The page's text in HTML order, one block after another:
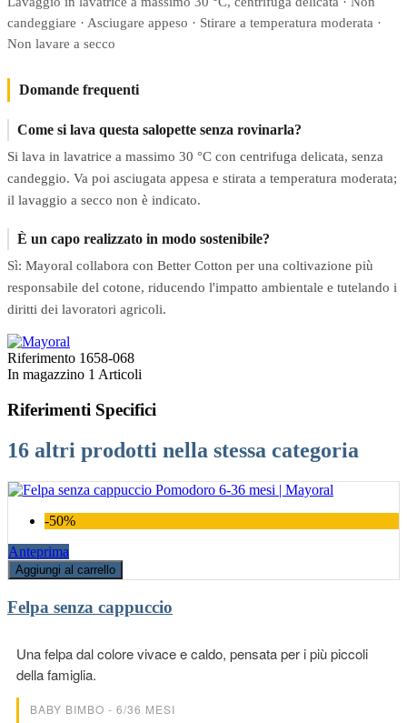
candeggiare · Asciugare appeso · Stirare a temperatura moderata ·
Non lavare a secco
Domande frequenti
Come si lava questa salopette senza rovinarla?
Si lava in lavatrice a massimo 30 °C con centrifuga delicata, senza
candeggio. Va poi asciugata appesa e stirata a temperatura moderata;
il lavaggio a secco non è indicato.
È un capo realizzato in modo sostenibile?
Sì: Mayoral collabora con Better Cotton per una coltivazione più
responsabile del cotone, riducendo l'impatto ambientale e tutelando i
diritti dei lavoratori agricoli.
Riferimento 1658-068
In magazzino 1 Articoli
Riferimenti Specifici
16 altri prodotti nella stessa categoria
-50%
Anteprima
Aggiungi al carrello
Felpa senza cappuccio
Una felpa dal colore vivace e caldo, pensata per i più piccoli
della famiglia.
BABY BIMBO - 6/36 MESI